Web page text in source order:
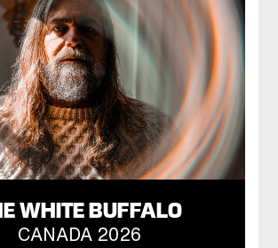
WHITE BUFFALO
CANADA 2026